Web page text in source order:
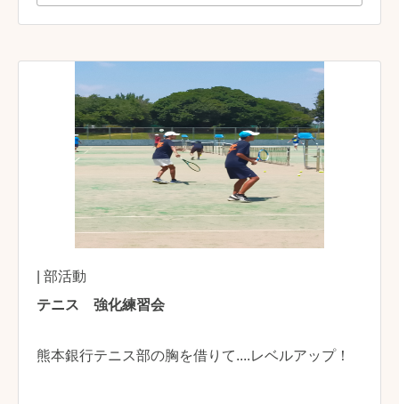
| 部活動
テニス 強化練習会
熊本銀行テニス部の胸を借りて....レベルアップ！